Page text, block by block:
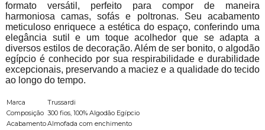
formato versátil, perfeito para compor de maneira
harmoniosa camas, sofás e poltronas. Seu acabamento
meticuloso enriquece a estética do espaço, conferindo uma
elegância sutil e um toque acolhedor que se adapta a
diversos estilos de decoração. Além de ser bonito, o algodão
egípcio é conhecido por sua respirabilidade e durabilidade
excepcionais, preservando a maciez e a qualidade do tecido
ao longo do tempo.
Marca
Trussardi
Composição 300 fios, 100% Algodão Egípcio
AcabamentoAlmofada com enchimento